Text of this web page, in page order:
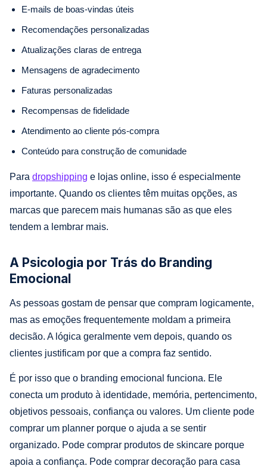
E-mails de boas-vindas úteis
Recomendações personalizadas
Atualizações claras de entrega
Mensagens de agradecimento
Faturas personalizadas
Recompensas de fidelidade
Atendimento ao cliente pós-compra
Conteúdo para construção de comunidade
Para dropshipping e lojas online, isso é especialmente
importante. Quando os clientes têm muitas opções, as
marcas que parecem mais humanas são as que eles
tendem a lembrar mais.
A Psicologia por Trás do Branding
Emocional
As pessoas gostam de pensar que compram logicamente,
mas as emoções frequentemente moldam a primeira
decisão. A lógica geralmente vem depois, quando os
clientes justificam por que a compra faz sentido.
É por isso que o branding emocional funciona. Ele
conecta um produto à identidade, memória, pertencimento,
objetivos pessoais, confiança ou valores. Um cliente pode
comprar um planner porque o ajuda a se sentir
organizado. Pode comprar produtos de skincare porque
apoia a confiança. Pode comprar decoração para casa